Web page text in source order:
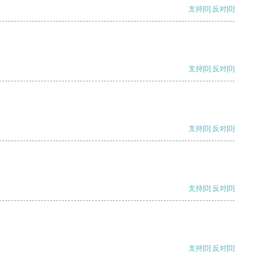
支持[0] 反对[0]
支持[0] 反对[0]
支持[0] 反对[0]
支持[0] 反对[0]
支持[0] 反对[0]